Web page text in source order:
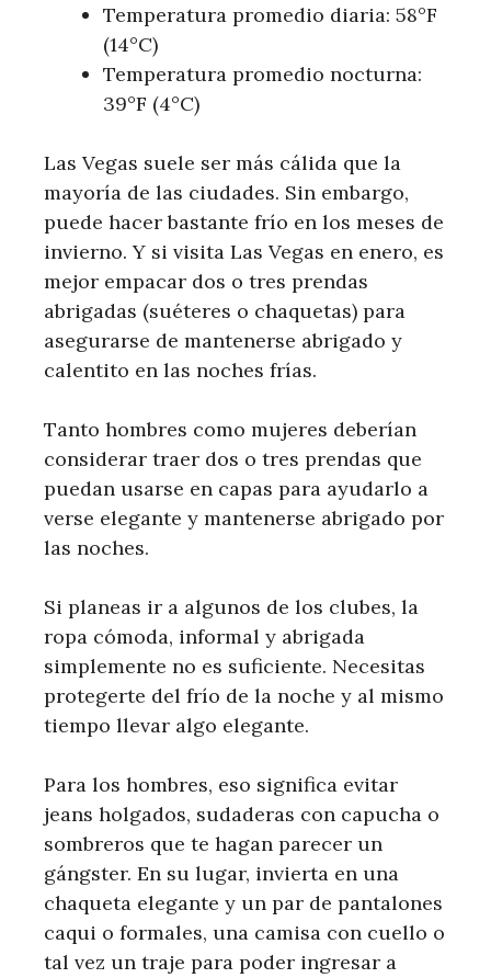
Temperatura promedio diaria: 58°F
(14°C)
Temperatura promedio nocturna:
39°F (4°C)
Las Vegas suele ser más cálida que la
mayoría de las ciudades. Sin embargo,
puede hacer bastante frío en los meses de
invierno. Y si visita Las Vegas en enero, es
mejor empacar dos o tres prendas
abrigadas (suéteres o chaquetas) para
asegurarse de mantenerse abrigado y
calentito en las noches frías.
Tanto hombres como mujeres deberían
considerar traer dos o tres prendas que
puedan usarse en capas para ayudarlo a
verse elegante y mantenerse abrigado por
las noches.
Si planeas ir a algunos de los clubes, la
ropa cómoda, informal y abrigada
simplemente no es suficiente. Necesitas
protegerte del frío de la noche y al mismo
tiempo llevar algo elegante.
Para los hombres, eso significa evitar
jeans holgados, sudaderas con capucha o
sombreros que te hagan parecer un
gángster. En su lugar, invierta en una
chaqueta elegante y un par de pantalones
caqui o formales, una camisa con cuello o
tal vez un traje para poder ingresar a